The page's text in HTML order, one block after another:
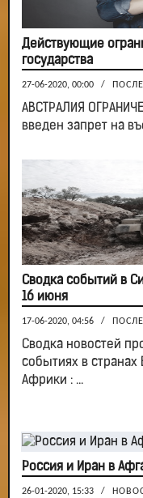
Действующие
государства
27-06-2020, 00:00 /
АВСТРАЛИЯ
введен запрет на
Сводка событий в
16 июня
17-06-2020, 04:56 /
Сводка новостей
событиях в
Африки : ...
Россия и Иран в
26-01-2020, 15:33 /